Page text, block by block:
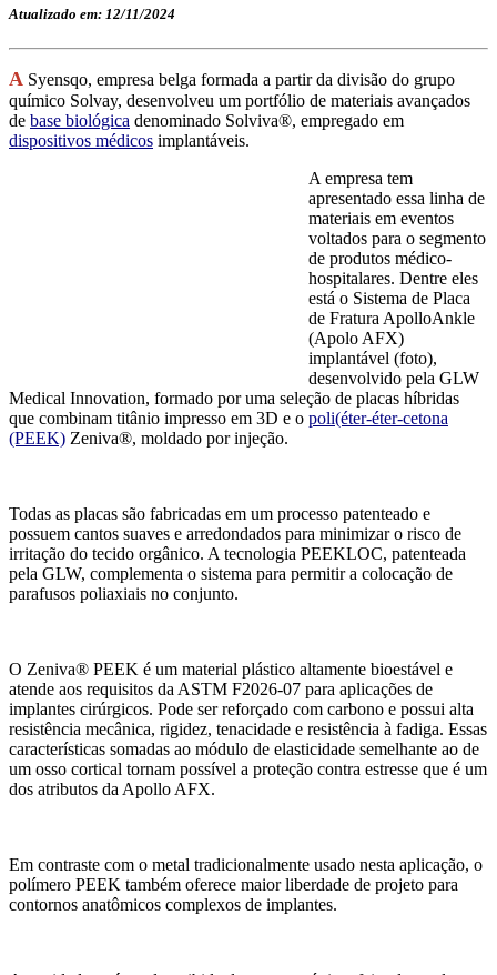
Atualizado em: 12/11/2024
A Syensqo, empresa belga formada a partir da divisão do grupo
químico Solvay, desenvolveu um portfólio de materiais avançados
de base biológica denominado Solviva®, empregado em
dispositivos médicos implantáveis.
A empresa tem
apresentado essa linha de
materiais em eventos
voltados para o segmento
de produtos médico-
hospitalares. Dentre eles
está o Sistema de Placa
de Fratura ApolloAnkle
(Apolo AFX)
implantável (foto),
desenvolvido pela GLW
Medical Innovation, formado por uma seleção de placas híbridas
que combinam titânio impresso em 3D e o poli(éter-éter-cetona
(PEEK) Zeniva®, moldado por injeção.
Todas as placas são fabricadas em um processo patenteado e
possuem cantos suaves e arredondados para minimizar o risco de
irritação do tecido orgânico. A tecnologia PEEKLOC, patenteada
pela GLW, complementa o sistema para permitir a colocação de
parafusos poliaxiais no conjunto.
O Zeniva® PEEK é um material plástico altamente bioestável e
atende aos requisitos da ASTM F2026-07 para aplicações de
implantes cirúrgicos. Pode ser reforçado com carbono e possui alta
resistência mecânica, rigidez, tenacidade e resistência à fadiga. Essas
características somadas ao módulo de elasticidade semelhante ao de
um osso cortical tornam possível a proteção contra estresse que é um
dos atributos da Apollo AFX.
Em contraste com o metal tradicionalmente usado nesta aplicação, o
polímero PEEK também oferece maior liberdade de projeto para
contornos anatômicos complexos de implantes.